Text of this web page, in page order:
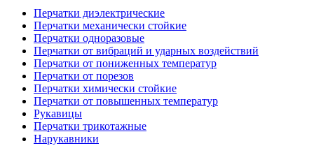
Перчатки диэлектрические
Перчатки механически стойкие
Перчатки одноразовые
Перчатки от вибраций и ударных воздействий
Перчатки от пониженных температур
Перчатки от порезов
Перчатки химически стойкие
Перчатки от повышенных температур
Рукавицы
Перчатки трикотажные
Нарукавники